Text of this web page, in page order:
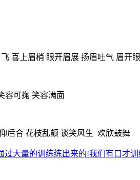
喜上眉梢 眼开眉展 扬眉吐气 眉开
容可掬 笑容满面
后合 花枝乱颤 谈笑风生 欢欣鼓舞
大量的训练练出来的!我们有口才